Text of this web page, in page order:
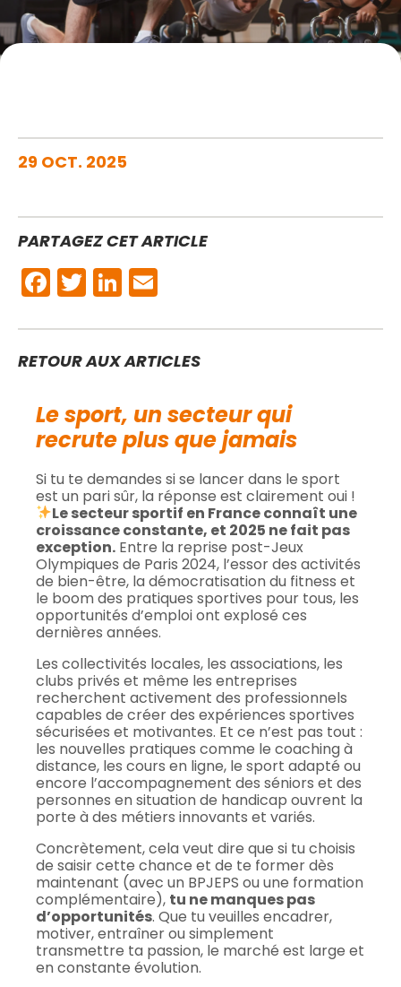
29 OCT. 2025
PARTAGEZ CET ARTICLE
Facebook
TwitterLinkedIn
RETOUR AUX ARTICLES
Le sport, un secteur qui
recrute plus que jamais
Si tu te demandes si se lancer dans le sport
est un pari sûr, la réponse est clairement oui !
Le secteur sportif en France connaît une
croissance constante, et 2025 ne fait pas
exception. Entre la reprise post-Jeux
Olympiques de Paris 2024, l’essor des activités
de bien-être, la démocratisation du fitness et
le boom des pratiques sportives pour tous, les
opportunités d’emploi ont explosé ces
dernières années.
Les collectivités locales, les associations, les
clubs privés et même les entreprises
recherchent activement des professionnels
capables de créer des expériences sportives
sécurisées et motivantes. Et ce n’est pas tout :
les nouvelles pratiques comme le coaching à
distance, les cours en ligne, le sport adapté ou
encore l’accompagnement des séniors et des
personnes en situation de handicap ouvrent la
porte à des métiers innovants et variés.
Concrètement, cela veut dire que si tu choisis
de saisir cette chance et de te former dès
maintenant (avec un BPJEPS ou une formation
complémentaire), tu ne manques pas
d’opportunités. Que tu veuilles encadrer,
motiver, entraîner ou simplement
transmettre ta passion, le marché est large et
en constante évolution.